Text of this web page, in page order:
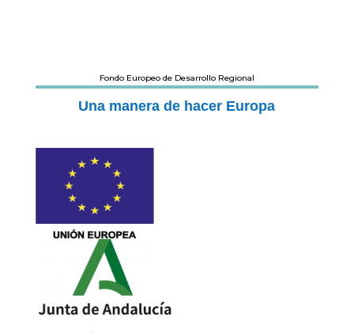
Fondo Europeo de Desarrollo Regional
Una manera de hacer Europa